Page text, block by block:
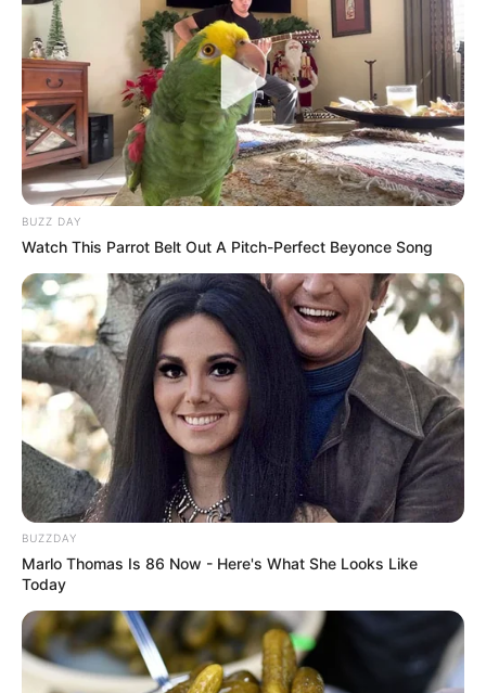
BUZZ DAY
Watch This Parrot Belt Out A Pitch-Perfect Beyonce Song
BUZZDAY
Marlo Thomas Is 86 Now - Here's What She Looks Like
Today